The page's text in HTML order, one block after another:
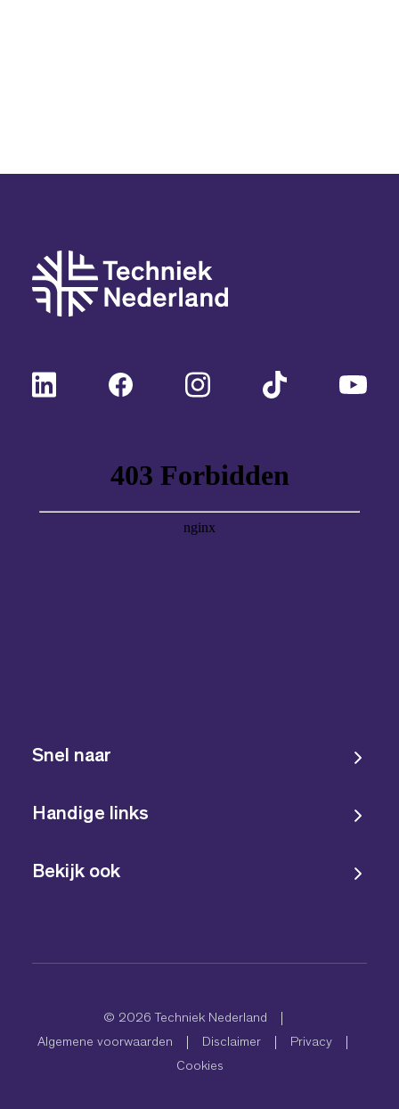
Snel naar
Handige links
Bekijk ook
© 2026 Techniek Nederland
Algemene voorwaarden
Disclaimer
Privacy
Cookies